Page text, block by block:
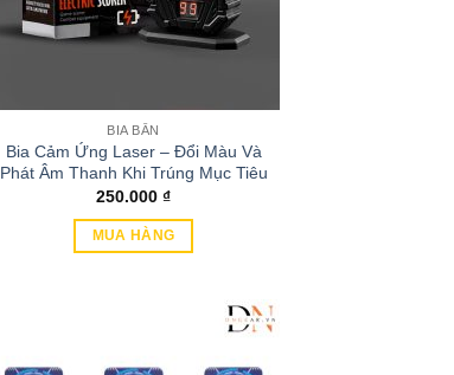
BIA BẮN
Bia Cảm Ứng Laser – Đổi Màu Và
Phát Âm Thanh Khi Trúng Mục Tiêu
250.000₫
MUA HÀNG